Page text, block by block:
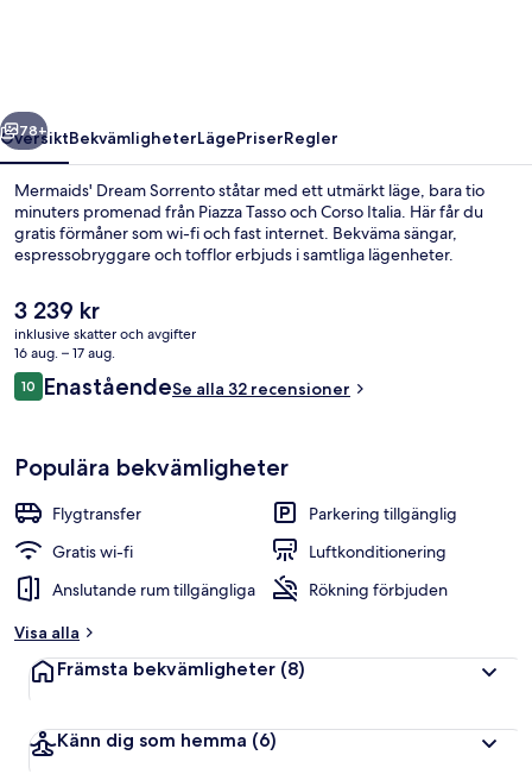
Lyxsvit - balkong - havsutsikt |
Nästa
78+
ÖversiktBekvämligheterLägePriserRegler
Mermaids' Dream Sorrento ståtar med ett utmärkt läge, bara tio
minuters promenad från Piazza Tasso och Corso Italia. Här får du
gratis förmåner som wi-fi och fast internet. Bekväma sängar,
espressobryggare och tofflor erbjuds i samtliga lägenheter.
Det
nuvarande
priset
är
3 239 kr
3 239 kr
inklusive skatter och avgifter
16 aug. – 17 aug.
Recensioner
1010 av 10,
EnaståendeSe alla 32 recensioner
Populära bekvämligheter
Flygtransfer
Parkering tillgänglig
Gratis wi-fi
Luftkonditionering
Anslutande rum tillgängliga
Rökning förbjuden
Visa alla
Främsta bekvämligheter (8)
Känn dig som hemma (6)